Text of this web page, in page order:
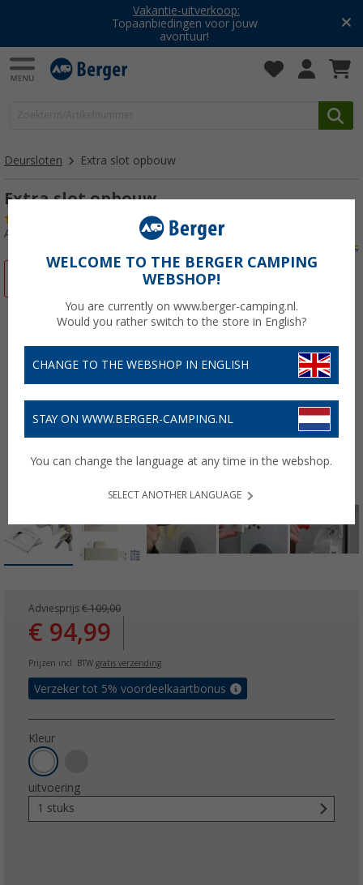
Vakantie-uitverkoop:
Topaanbiedingen voor jouw
avontuur!
Deursloten Extra slot opbouw
Extra slot opbouw
Artikelnr: 220400
Adviesprijs € 109,00
€ 94,99
Prijzen incl. BTW gratis verzending
Verzeker tot 5% voordeelkaartbonus
Kleur
uitvoering
1 stuks
WELCOME TO THE BERGER CAMPING
WEBSHOP!
You are currently on www.berger-camping.nl.
Would you rather switch to the store in English?
CHANGE TO THE WEBSHOP IN ENGLISH
STAY ON WWW.BERGER-CAMPING.NL
You can change the language at any time in the webshop.
SELECT ANOTHER LANGUAGE